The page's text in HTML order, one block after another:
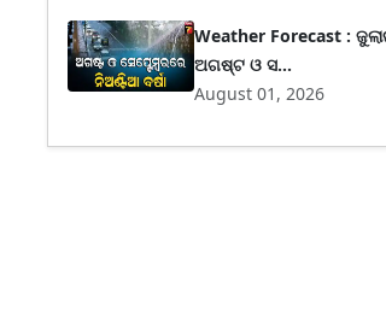
Weather Forecast :
ଅଗଷ୍ଟ ଓ ସ...
August 01, 2026